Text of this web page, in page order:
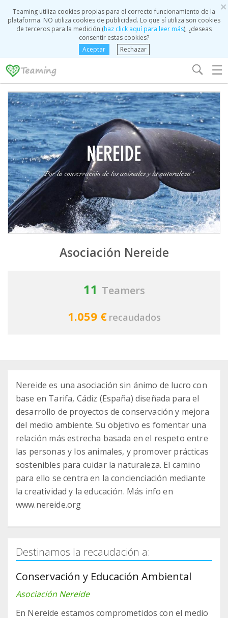
×
Teaming utiliza cookies propias para el correcto funcionamiento de la
plataforma. NO utiliza cookies de publicidad. Lo que sí utiliza son cookies
de terceros para la medición (haz click aquí para leer más), ¿deseas
consentir estas cookies?
Aceptar
Rechazar
☰
Asociación Nereide
11 Teamers
1.059 € recaudados
Nereide es una asociación sin ánimo de lucro con
base en Tarifa, Cádiz (España) diseñada para el
desarrollo de proyectos de conservación y mejora
del medio ambiente. Su objetivo es fomentar una
relación más estrecha basada en el respeto entre
las personas y los animales, y promover prácticas
sostenibles para cuidar la naturaleza. El camino
para ello se centra en la concienciación mediante
la creatividad y la educación. Más info en
www.nereide.org
Destinamos la recaudación a:
Conservación y Educación Ambiental
Asociación Nereide
En Nereide estamos comprometidos con el medio